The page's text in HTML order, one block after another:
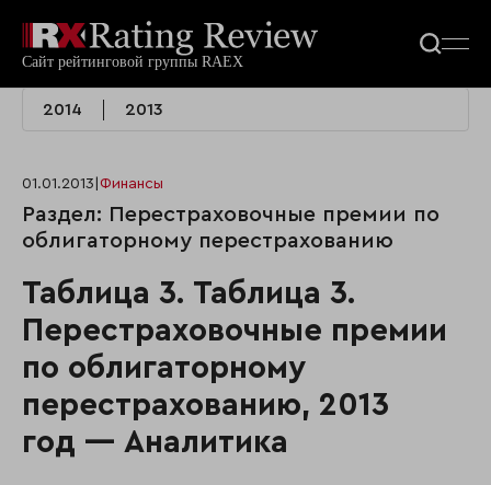
2014 2013
01.01.2013 Финансы
Раздел: Перестраховочные премии по
облигаторному перестрахованию
Таблица 3. Таблица 3.
Перестраховочные премии
по облигаторному
перестрахованию, 2013
год — Аналитика